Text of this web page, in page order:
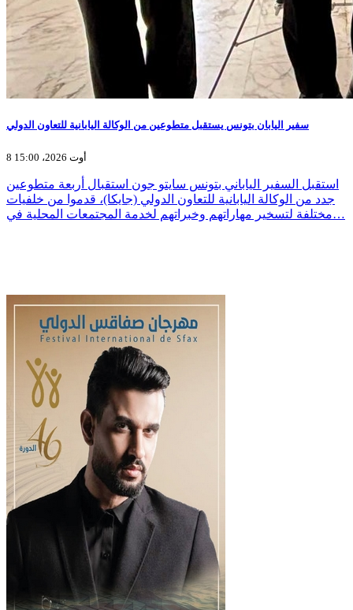
سفير اليابان بتونس يستقبل متطوعين من الوكالة اليابانية للتعاون الدولي
8 أوت 2026، 15:00
استقبل السفير الياباني بتونس سايتو جون استقبال أربعة متطوعين
جدد من الوكالة اليابانية للتعاون الدولي (جايكا)، قدموا من خلفيات
مختلفة لتسخير مهاراتهم وخبراتهم لخدمة المجتمعات المحلية في…